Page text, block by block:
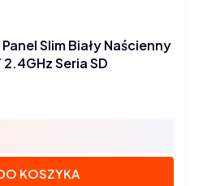
Slim Biały Naścienny
Seria SD
KOSZYKA